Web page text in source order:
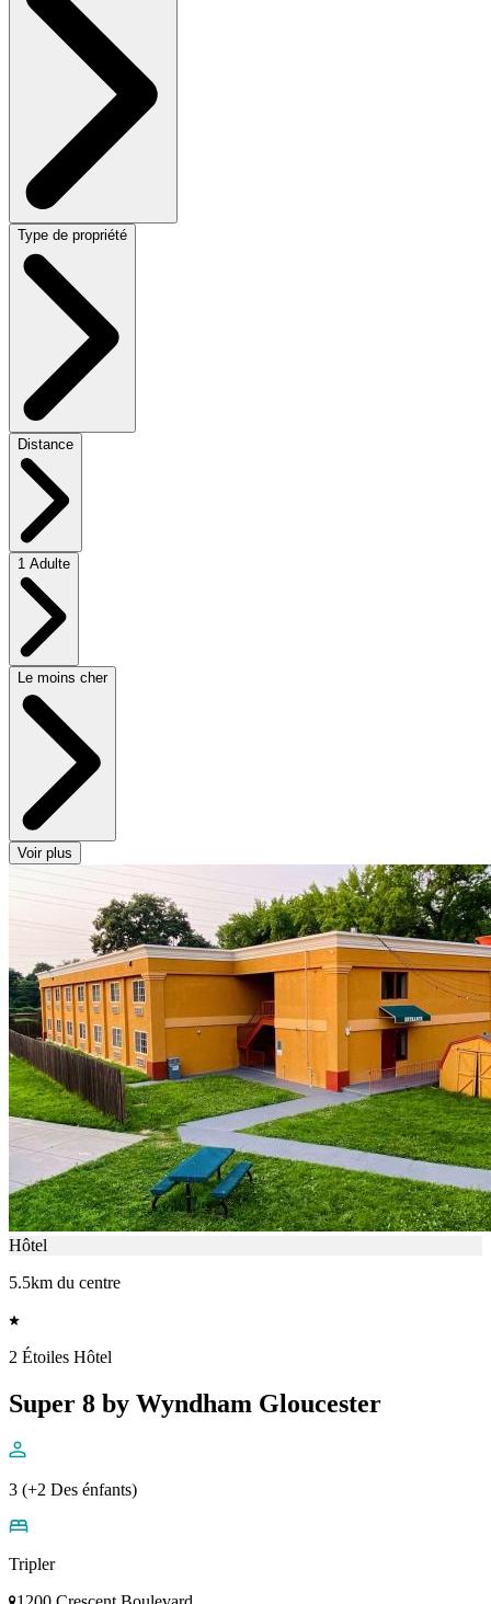
Type de propriété
Distance
1 Adulte
Le moins cher
Voir plus
Hôtel
5.5km du centre
2 Étoiles Hôtel
Super 8 by Wyndham Gloucester
3 (+2 Des énfants)
Tripler